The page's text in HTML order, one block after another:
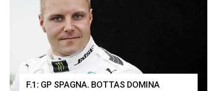
F.1: GP SPAGNA. BOTTAS DOMINA